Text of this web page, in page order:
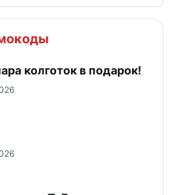
колготок в подарок!